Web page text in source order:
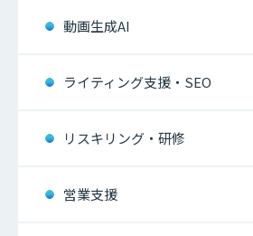
動画生成AI
ライティング支援・SEO
リスキリング・研修
営業支援